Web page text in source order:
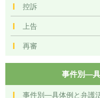
控訴
上告
再審
事件別―
事件別―具体例と弁護